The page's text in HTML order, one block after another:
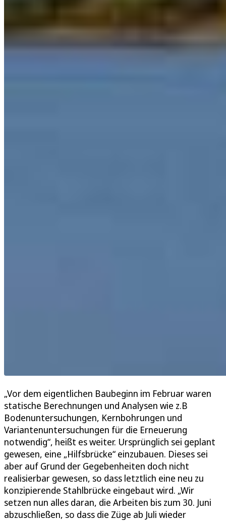
„Vor dem eigentlichen Baubeginn im Februar waren
statische Berechnungen und Analysen wie z.B
Bodenuntersuchungen, Kernbohrungen und
Variantenuntersuchungen für die Erneuerung
notwendig“, heißt es weiter. Ursprünglich sei geplant
gewesen, eine „Hilfsbrücke“ einzubauen. Dieses sei
aber auf Grund der Gegebenheiten doch nicht
realisierbar gewesen, so dass letztlich eine neu zu
konzipierende Stahlbrücke eingebaut wird. „Wir
setzen nun alles daran, die Arbeiten bis zum 30. Juni
abzuschließen, so dass die Züge ab Juli wieder